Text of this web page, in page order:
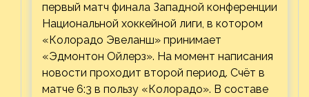
первый матч финала Западной конференции
Национальной хоккейной лиги, в котором
«Колорадо Эвеланш» принимает
«Эдмонтон Ойлерз». На момент написания
новости проходит второй период. Счёт в
матче 6:3 в пользу «Колорадо». В составе